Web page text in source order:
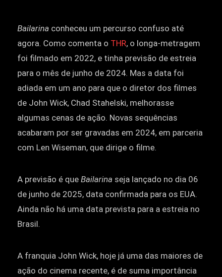
Bailarina conheceu um percurso confuso até
agora. Como comenta o THR, o longa-metragem
foi filmado em 2022, e tinha previsão de estreia
para o mês de junho de 2024. Mas a data foi
adiada em um ano para que o diretor dos filmes
de John Wick, Chad Stahelski, melhorasse
algumas cenas de ação. Novas sequências
acabaram por ser gravadas em 2024, em parceria
com Len Wiseman, que dirige o filme.
A previsão é que Bailarina seja lançado no dia 06
de junho de 2025, data confirmada para os EUA.
Ainda não há uma data prevista para a estreia no
Brasil.
A franquia John Wick, hoje já uma das maiores de
ação do cinema recente, é de suma importância